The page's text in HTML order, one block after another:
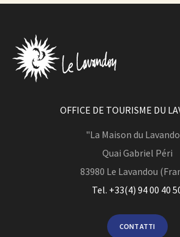
OFFICE DE TOURISME DU
"La Maison du
Quai Gabriel Péri
83980 Le Lavandou
Tel. +33(4) 94 00 40
CONTATTI